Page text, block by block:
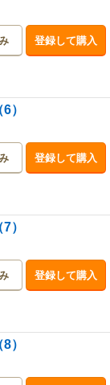
登録して購入
）
登録して購入
）
登録して購入
）